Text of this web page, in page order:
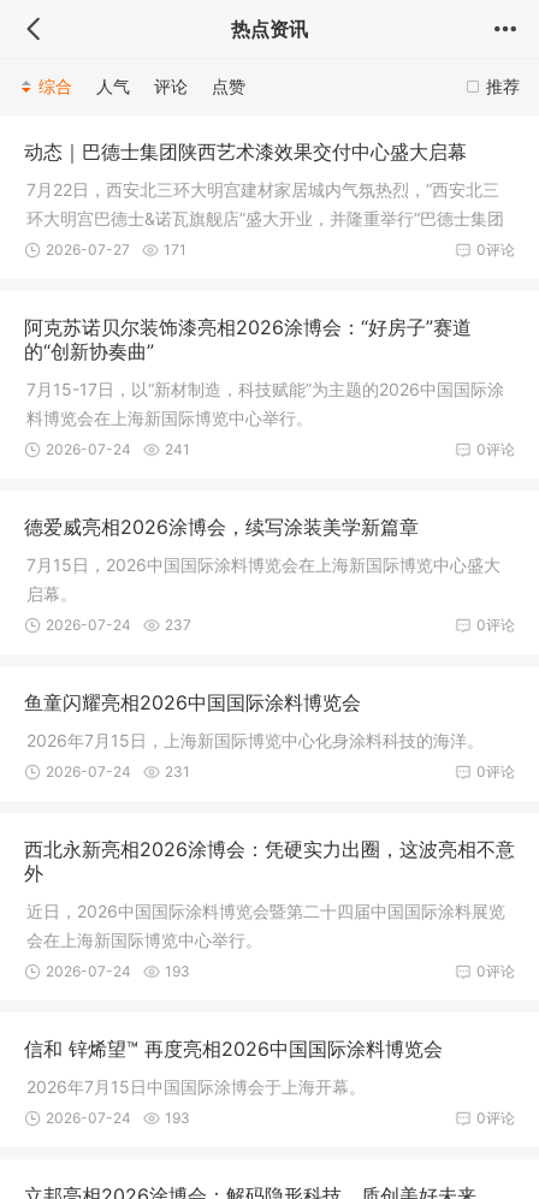
热点资讯
推荐
综合 人气 评论 点赞
动态｜巴德士集团陕西艺术漆效果交付中心盛大启幕
7月22日，西安北三环大明宫建材家居城内气氛热烈，“西安北三
环大明宫巴德士&诺瓦旗舰店”盛大开业，并隆重举行“巴德士集团
陕西艺术漆效果交付中心”授牌仪式。
0评论
2026-07-27 171
阿克苏诺贝尔装饰漆亮相2026涂博会：“好房子”赛道
的“创新协奏曲”
7月15-17日，以“新材制造，科技赋能”为主题的2026中国国际涂
料博览会在上海新国际博览中心举行。
0评论
2026-07-24 241
德爱威亮相2026涂博会，续写涂装美学新篇章
7月15日，2026中国国际涂料博览会在上海新国际博览中心盛大
启幕。
0评论
2026-07-24 237
鱼童闪耀亮相2026中国国际涂料博览会
2026年7月15日，上海新国际博览中心化身涂料科技的海洋。
0评论
2026-07-24 231
西北永新亮相2026涂博会：凭硬实力出圈，这波亮相不意
外
近日，2026中国国际涂料博览会暨第二十四届中国国际涂料展览
会在上海新国际博览中心举行。
0评论
2026-07-24 193
信和 锌烯望™ 再度亮相2026中国国际涂料博览会
2026年7月15日中国国际涂博会于上海开幕。
0评论
2026-07-24 193